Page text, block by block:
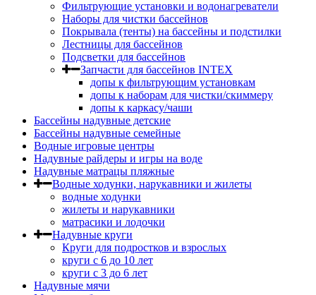
Фильтрующие установки и водонагреватели
Наборы для чистки бассейнов
Покрывала (тенты) на бассейны и подстилки
Лестницы для бассейнов
Подсветки для бассейнов
Запчасти для бассейнов INTEX
допы к фильтрующим установкам
допы к наборам для чистки/скиммеру
допы к каркасу/чаши
Бассейны надувные детские
Бассейны надувные семейные
Водные игровые центры
Надувные райдеры и игры на воде
Надувные матрацы пляжные
Водные ходунки, нарукавники и жилеты
водные ходунки
жилеты и нарукавники
матрасики и лодочки
Надувные круги
Круги для подростков и взрослых
круги с 6 до 10 лет
круги c 3 до 6 лет
Надувные мячи